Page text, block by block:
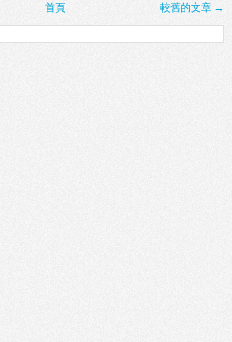
較舊的文章 →
首頁